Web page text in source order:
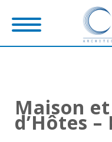
Maison
d’Hôtes